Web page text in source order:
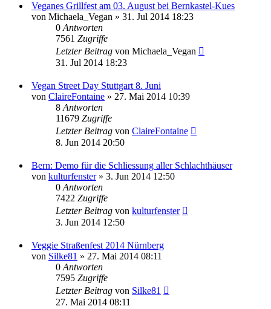
Veganes Grillfest am 03. August bei Bernkastel-Kues
von Michaela_Vegan » 31. Jul 2014 18:23
0 Antworten
7561 Zugriffe
Letzter Beitrag von Michaela_Vegan
31. Jul 2014 18:23
Vegan Street Day Stuttgart 8. Juni
von ClaireFontaine » 27. Mai 2014 10:39
8 Antworten
11679 Zugriffe
Letzter Beitrag von ClaireFontaine
8. Jun 2014 20:50
Bern: Demo für die Schliessung aller Schlachthäuser
von kulturfenster» 3. Jun 2014 12:50
0 Antworten
7422 Zugriffe
Letzter Beitrag von kulturfenster
3. Jun 2014 12:50
Veggie Straßenfest 2014 Nürnberg
von Silke81 » 27. Mai 2014 08:11
0 Antworten
7595 Zugriffe
Letzter Beitrag von Silke81
27. Mai 2014 08:11